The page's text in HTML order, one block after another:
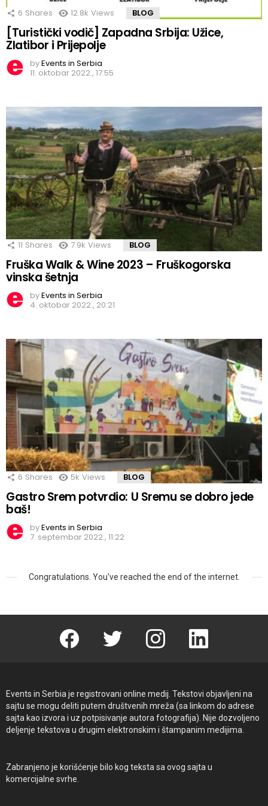
6 Shares 12.8k Views BLOG
[Turistički vodič] Zapadna Srbija: Užice,
Zlatibor i Prijepolje
byEvents in Serbia
11. oktobar 2022., 17:55
11 Shares 7.9k Views BLOG
Fruška Walk & Wine 2023 – Fruškogorska
vinska šetnja
byEvents in Serbia
4. oktobar 2022., 20:21
6 Shares 5k Views BLOG
Gastro Srem potvrdio: U Sremu se dobro jede
baš!
byEvents in Serbia
7. septembar 2022., 11:22
Congratulations. You've reached the end of the internet.
Facebook Twitter instagram linkedin
Events in Serbia je registrovani online medij. Tekstovi objavljeni na
sajtu se mogu deliti putem društvenih mreža (sa linkom do adrese
sajta kao izvora i uz potpisivanje autora fotografija). Nije dozvoljeno
deljenje tekstova u drugim elektronskim i štampanim medijima.
Zabranjeno je korišćenje bilo kog teksta sa ovog sajta u
komercijalne svrhe.